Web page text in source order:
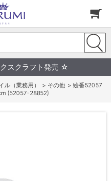
スクラフト発売 ☆
ル（業務用） > その他 > 絵番52057
(52057-28852)